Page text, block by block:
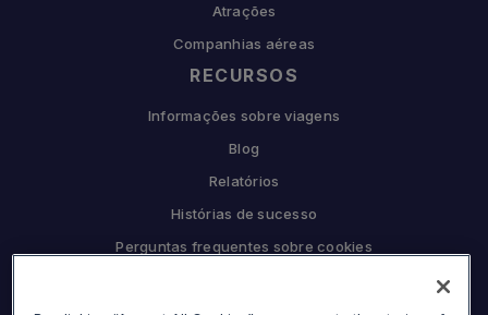
Atrações
Companhias aéreas
RECURSOS
Informações sobre viagens
Blog
Relatórios
Histórias de sucesso
Perguntas frequentes sobre cookies